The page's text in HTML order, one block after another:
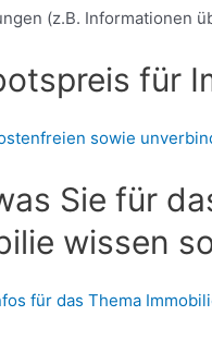
(z.B. Informationen
für
sowie
Sie für
wissen
für das Thema